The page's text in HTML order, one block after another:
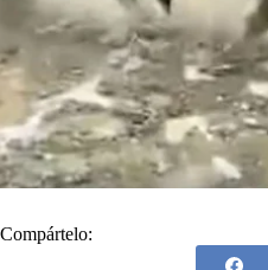
Compártelo: